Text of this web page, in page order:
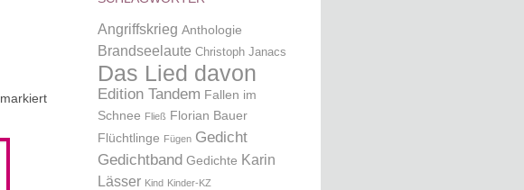
markiert
Angriffskrieg Anthologie
Brandseelaute Christoph Janacs
Das Lied davon
Edition Tandem Fallen im
Schnee Fließ Florian Bauer
Flüchtlinge Fügen Gedicht
Gedichtband Gedichte Karin
Lässer Kind Kinder-KZ